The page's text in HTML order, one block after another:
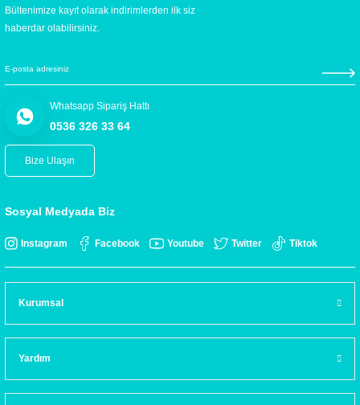
Bültenimize kayıt olarak indirimlerden ilk siz
haberdar olabilirsiniz.
Whatsapp Sipariş Hattı
0536 326 33 64
Bize Ulaşın
Sosyal Medyada Biz
Instagram Facebook Youtube Twitter Tiktok
Kurumsal
Yardım